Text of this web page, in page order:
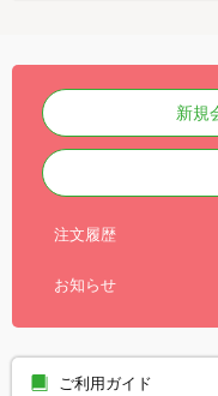
新規
注文履歴
お知らせ
ご利用ガイド